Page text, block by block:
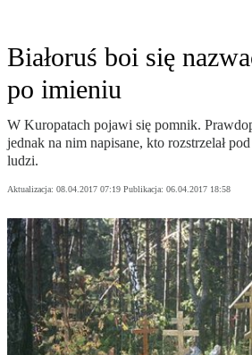
Białoruś boi się
po imieniu
W Kuropatach pojawi się pomnik.
jednak na nim napisane, kto rozstrzelał
ludzi.
Aktualizacja: 08.04.2017 07:19 Publikacja: 06.04.2017 18:58